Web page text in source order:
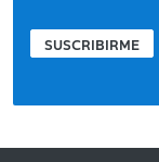
SUSCRIBIRME